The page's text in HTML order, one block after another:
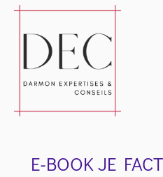
E-BOOK JE